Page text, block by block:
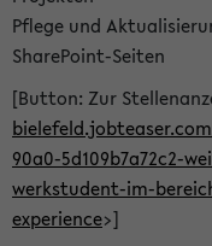
Pflege und
SharePoint-Seiten
[Button: Zur
90a0-5d109b7a72c2-
werkstudent-im-
experience>]